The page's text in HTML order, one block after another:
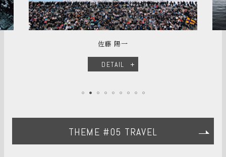
佐藤 陽一
DETAIL
THEME #05 TRAVEL